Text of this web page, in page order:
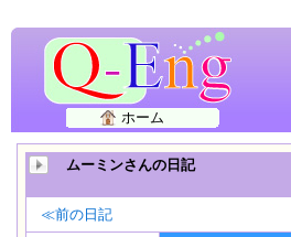
ホーム
ムーミンさんの日記
≪前の日記